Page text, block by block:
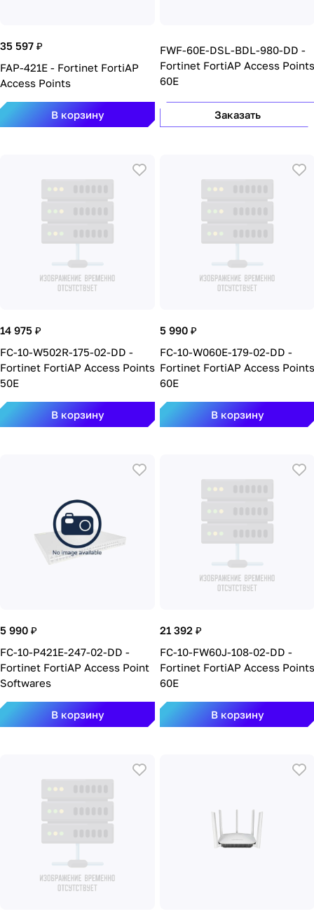
35 597 ₽
FAP-421E - Fortinet FortiAP
Access Points
В корзину
FWF-60E-DSL-BDL-980-DD -
Fortinet FortiAP Access Points
60E
Заказать
14 975 ₽
FC-10-W502R-175-02-DD -
Fortinet FortiAP Access Points
50E
В корзину
5 990 ₽
FC-10-W060E-179-02-DD -
Fortinet FortiAP Access Points
60E
В корзину
5 990 ₽
FC-10-P421E-247-02-DD -
Fortinet FortiAP Access Point
Softwares
В корзину
21 392 ₽
FC-10-FW60J-108-02-DD -
Fortinet FortiAP Access Points
60E
В корзину